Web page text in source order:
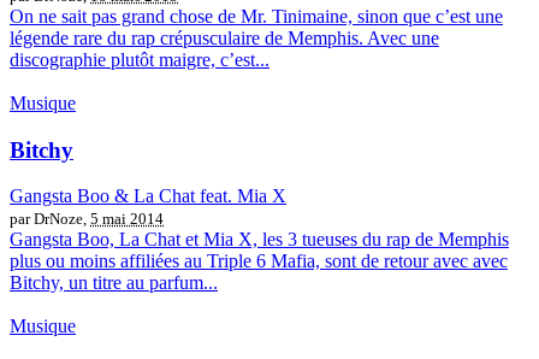
On ne sait pas grand chose de Mr. Tinimaine, sinon que c’est une
légende rare du rap crépusculaire de Memphis. Avec une
discographie plutôt maigre, c’est...
Musique
Bitchy
Gangsta Boo & La Chat feat. Mia X
par DrNoze, 5 mai 2014
Gangsta Boo, La Chat et Mia X, les 3 tueuses du rap de Memphis
plus ou moins affiliées au Triple 6 Mafia, sont de retour avec avec
Bitchy, un titre au parfum...
Musique